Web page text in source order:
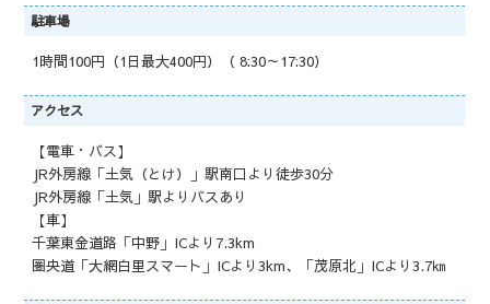
駐車場
1時間100円（1日最大400円）（ 8:30～17:30）
アクセス
【電車・バス】
JR外房線「土気（とけ）」駅南口より徒歩30分
JR外房線「土気」駅よりバスあり
【車】
千葉東金道路「中野」ICより7.3km
圏央道「大網白里スマート」ICより3km、「茂原北」ICより3.7㎞